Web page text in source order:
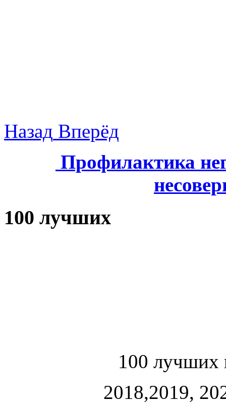
Назад Вперёд
Профилактика
100 лучших
100 лучших
2018,2019,